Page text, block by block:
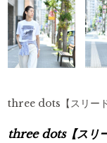
three dots【スリード
three dots【スリ